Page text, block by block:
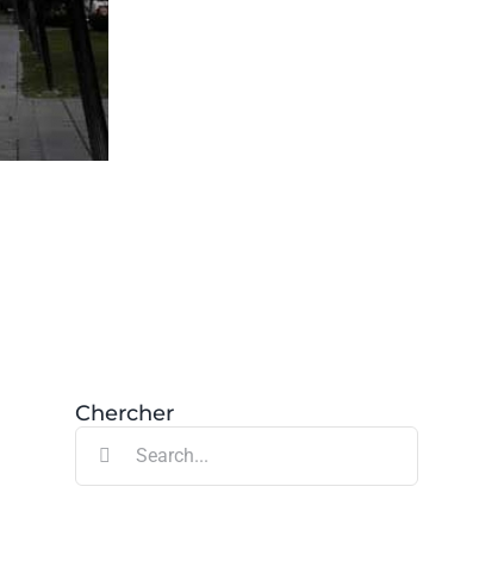
Chercher
Search
for: